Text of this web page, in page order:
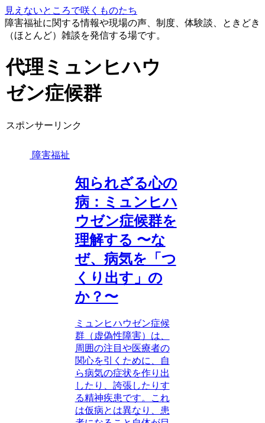
見えないところで咲くものたち
障害福祉に関する情報や現場の声、制度、体験談、ときどき
（ほとんど）雑談を発信する場です。
代理ミュンヒハウ
ゼン症候群
スポンサーリンク
障害福祉
知られざる心の
病：ミュンヒハ
ウゼン症候群を
理解する 〜な
ぜ、病気を「つ
くり出す」の
か？〜
ミュンヒハウゼン症候
群（虚偽性障害）は、
周囲の注目や医療者の
関心を引くために、自
ら病気の症状を作り出
したり、誇張したりす
る精神疾患です。これ
は仮病とは異なり、患